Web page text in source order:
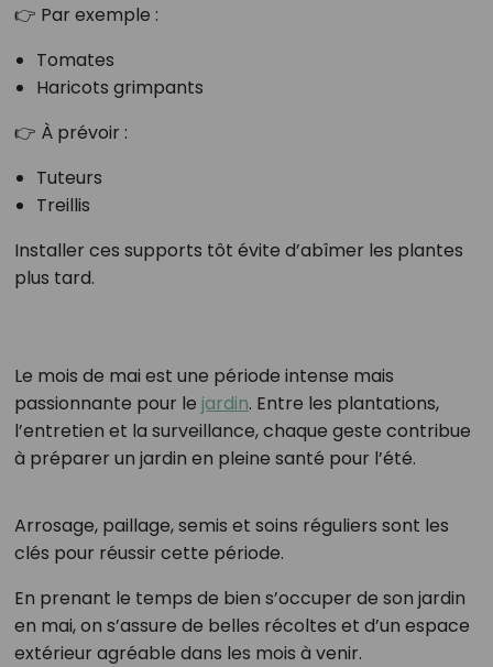
👉 Par exemple :
Tomates
Haricots grimpants
👉 À prévoir :
Tuteurs
Treillis
Installer ces supports tôt évite d’abîmer les plantes
plus tard.
Le mois de mai est une période intense mais
passionnante pour le jardin. Entre les plantations,
l’entretien et la surveillance, chaque geste contribue
à préparer un jardin en pleine santé pour l’été.
Arrosage, paillage, semis et soins réguliers sont les
clés pour réussir cette période.
En prenant le temps de bien s’occuper de son jardin
en mai, on s’assure de belles récoltes et d’un espace
extérieur agréable dans les mois à venir.